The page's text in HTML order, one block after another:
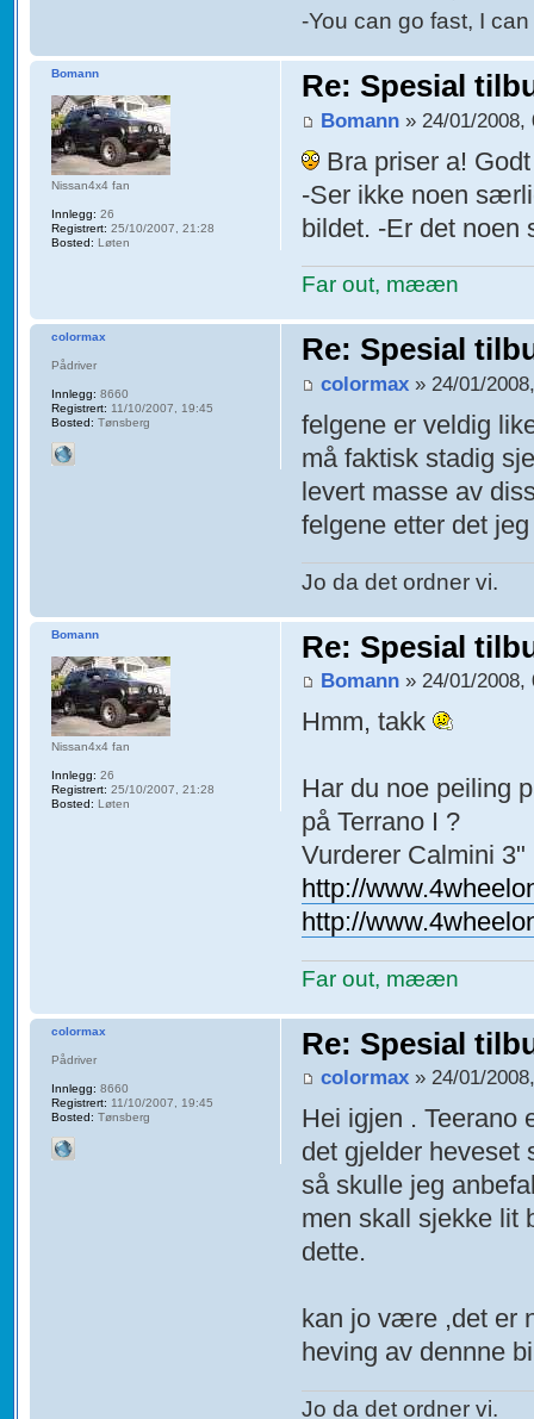
-You can go fast, I
Re: Spesial
Bomann » 24/01/2008,
Bra priser a!
-Ser ikke noen
bildet. -Er det
Far out, mææn
Bomann
Nissan4x4 fan
Innlegg: 26
Registrert: 25/10/2007, 21:28
Bosted: Løten
Re: Spesial
colormax » 24/01/
felgene er veldig
må faktisk stadig
levert masse av
felgene etter det
Jo da det ordner vi.
colormax
Pådriver
Innlegg: 8660
Registrert: 11/10/2007, 19:45
Bosted: Tønsberg
Re: Spesial
Bomann » 24/01/2008,
Hmm, takk
Har du noe peiling
på Terrano I ?
Vurderer Calmini
http://
http://
Far out, mææn
Bomann
Nissan4x4 fan
Innlegg: 26
Registrert: 25/10/2007, 21:28
Bosted: Løten
Re: Spesial
colormax » 24/01/
Hei igjen . Teerano
det gjelder heveset
så skulle jeg
men skall sjekke lit
dette.
kan jo være ,det er
heving av dennne
Jo da det ordner vi.
colormax
Pådriver
Innlegg: 8660
Registrert: 11/10/2007, 19:45
Bosted: Tønsberg